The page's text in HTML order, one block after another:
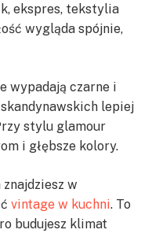
ekspres, tekstylia
wygląda spójnie,
wypadają czarne i
lepiej
stylu glamour
i głębsze kolory.
w
vintage w kuchni. To
budujesz klimat